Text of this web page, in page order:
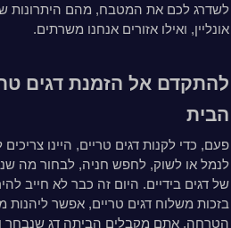
לשדרג לכם את המטבח, מהם היתרונות
אונליין, ואילו אזורים אנחנו משרתים.
להתקדם אל הזמנת דגים
הבית
פעם, כדי לקנות דגים טריים, היינו
לנמל או לשוק, לחפש חניה, לבחור מה
של דגים בידיים. היום זה כבר לא חייב
בזכות משלוח דגים טריים, אפשר ליהנות
הטרחה. אתם מקבלים הביתה דג שנבחר